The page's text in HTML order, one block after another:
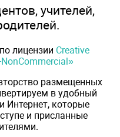
учителей,
лицензии Creative
размещенных
в удобный
Интернет, которые
и присланные